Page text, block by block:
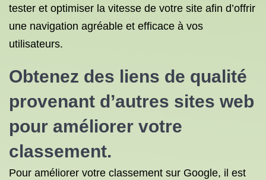
tester et optimiser la vitesse de votre site afin d’offrir
une navigation agréable et efficace à vos
utilisateurs.
Obtenez des liens de qualité
provenant d’autres sites web
pour améliorer votre
classement.
Pour améliorer votre classement sur Google, il est